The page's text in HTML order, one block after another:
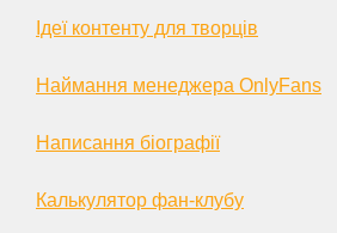
Ідеї контенту для творців
Наймання менеджера OnlyFans
Написання біографії
Калькулятор фан-клубу